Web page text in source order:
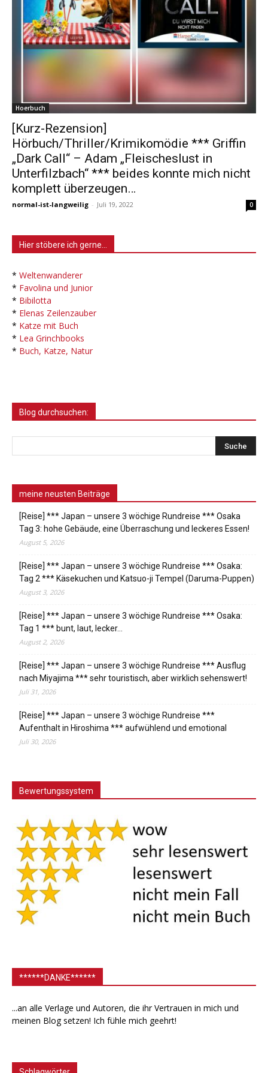
Hoerbuch
[Kurz-Rezension]
Hörbuch/Thriller/Krimikomödie *** Griffin
„Dark Call“ – Adam „Fleischeslust in
Unterfilzbach“ *** beides konnte mich nicht
komplett überzeugen…
normal-ist-langweilig - Juli 19, 2022 0
Hier stöbere ich gerne…
* Weltenwanderer
* Favolina und Junior
* Bibilotta
* Elenas Zeilenzauber
* Katze mit Buch
* Lea Grinchbooks
* Buch, Katze, Natur
Blog durchsuchen:
meine neusten Beiträge
[Reise] *** Japan – unsere 3 wöchige Rundreise *** Osaka
Tag 3: hohe Gebäude, eine Überraschung und leckeres Essen!
August 5, 2026
[Reise] *** Japan – unsere 3 wöchige Rundreise *** Osaka:
Tag 2 *** Käsekuchen und Katsuo-ji Tempel (Daruma-Puppen)
August 3, 2026
[Reise] *** Japan – unsere 3 wöchige Rundreise *** Osaka:
Tag 1 *** bunt, laut, lecker…
August 2, 2026
[Reise] *** Japan – unsere 3 wöchige Rundreise *** Ausflug
nach Miyajima *** sehr touristisch, aber wirklich sehenswert!
Juli 31, 2026
[Reise] *** Japan – unsere 3 wöchige Rundreise ***
Aufenthalt in Hiroshima *** aufwühlend und emotional
Juli 30, 2026
Bewertungssystem
******DANKE******
...an alle Verlage und Autoren, die ihr Vertrauen in mich und
meinen Blog setzen! Ich fühle mich geehrt!